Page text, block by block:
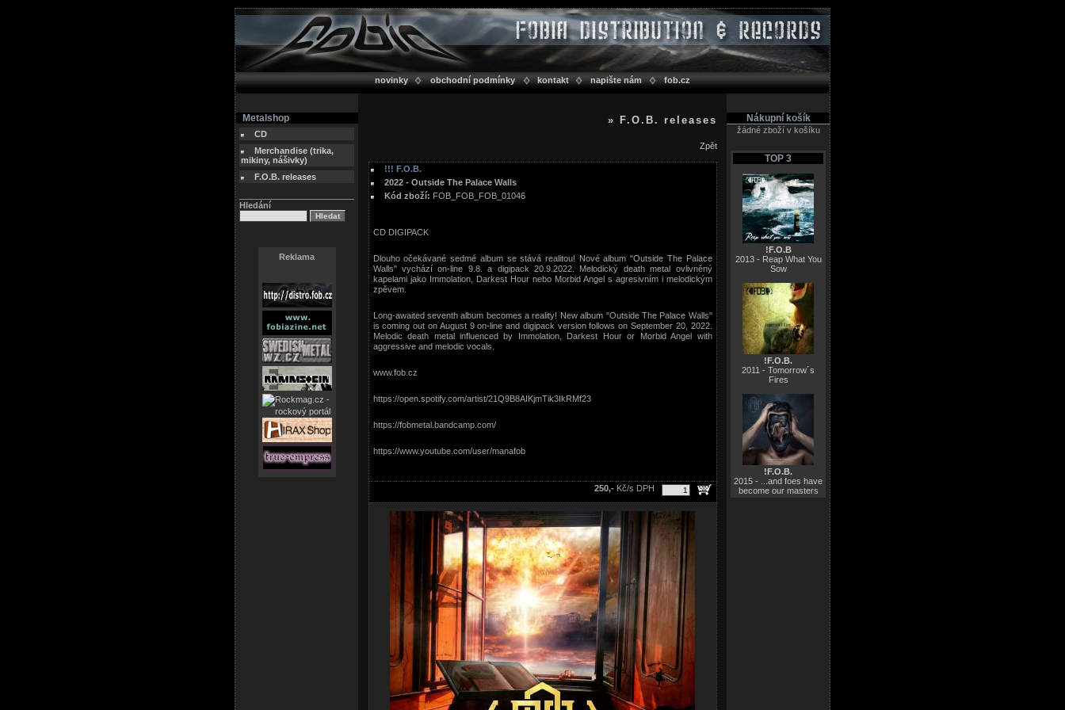
novinky obchodní podmínky kontakt napište nám fob.cz
Metalshop
CD
Merchandise (trika,
mikiny, nášivky)
F.O.B. releases
Hledání
Reklama
» F.O.B. releases
Zpět
!!! F.O.B.
2022 - Outside The Palace Walls
Kód zboží: FOB_FOB_FOB_01046
CD DIGIPACK
Dlouho očekávané sedmé album se stává realitou! Nové album "Outside The Palace
Walls" vychází on-line 9.8. a digipack 20.9.2022. Melodický death metal ovlivněný
kapelami jako Immolation, Darkest Hour nebo Morbid Angel s agresivním i melodickým
zpěvem.
Long-awaited seventh album becomes a reality! New album "Outside The Palace Walls"
is coming out on August 9 on-line and digipack version follows on September 20, 2022.
Melodic death metal influenced by Immolation, Darkest Hour or Morbid Angel with
aggressive and melodic vocals.
www.fob.cz
https://open.spotify.com/artist/21Q9B8AIKjmTik3IkRMf23
https://fobmetal.bandcamp.com/
https://www.youtube.com/user/manafob
250,-Kč/s DPH
Nákupní košík
žádné zboží v košíku
TOP 3
!F.O.B
2013 - Reap What You
Sow
!F.O.B.
2011 - Tomorrow´s
Fires
!F.O.B.
2015 - ...and foes have
become our masters